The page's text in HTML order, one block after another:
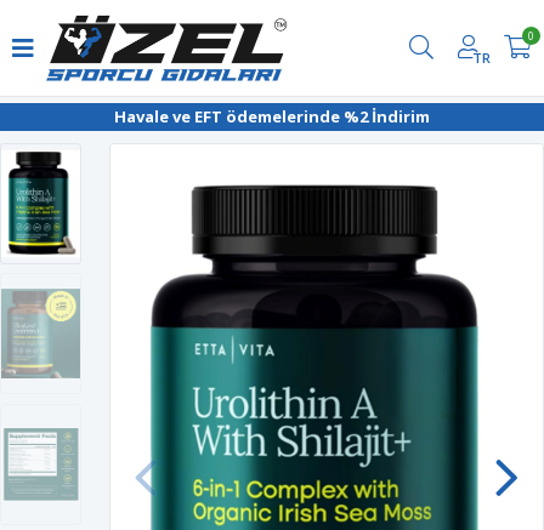
Havale ve EFT ödemelerinde %2 İndirim
TR
0